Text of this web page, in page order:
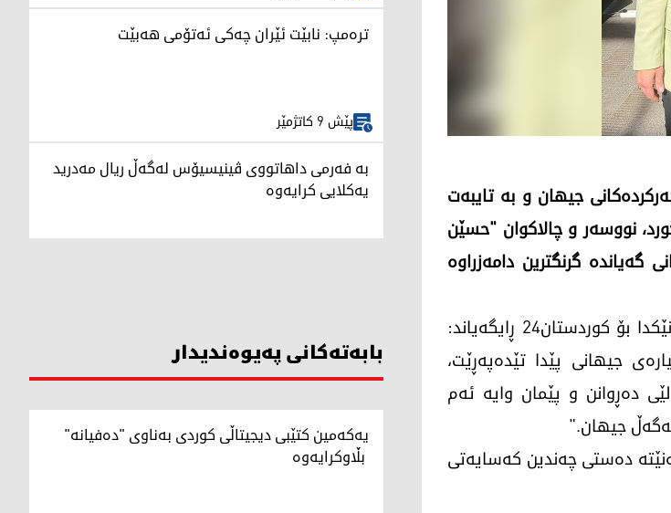
جیهان و بە تایبەت
نووسەر و چالاکوان "حسێن
گرنگترین دامەزراوە
حسێن ئەحمەد، نووسەری دیاری کورد؛ نیشتەجێی فەرەنسایە، لە لێدوانێکدا بۆ کوردستان24 ڕایگەیاند:
جیهانی پێدا تێدەپەڕێت،
دەڕوانن و پێمان وایە ئەم
جیهان."
دەستی چەندین کەسایەتی
ترەمپ: نابێت ئێران چەکی ئەتۆمی هەبێت
پێش 9 کاتژمێر
بە فەرمی داهاتووی ڤینیسیۆس لەگەڵ ریال مەدرید
یەکلایی کرایەوە
بابەتەکانی پەیوەندیدار
یەکەمین کتێبی دیجیتاڵی کوردی بەناوی "دەفیانە"
بڵاوکرایەوە